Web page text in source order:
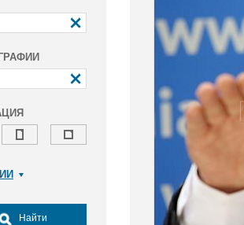
туризм и отдых
Найти